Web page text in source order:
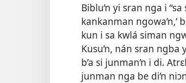
Biblu’n yi sran nga i “sa
kankanman ngowa’n,’
kun i sa kwlá siman
Kusu’n, nán sran ngba
b’a si junman’n i di.
junman nga be di’n